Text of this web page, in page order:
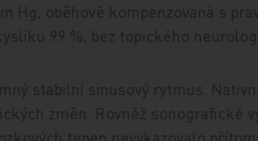
Hg, oběhově kompenzovaná s
99 %, bez topického
stabilní sinusový rytmus.
změn. Rovněž sonografické